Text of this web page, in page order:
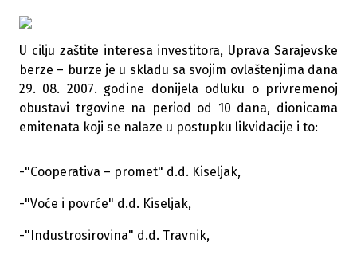
U cilju zaštite interesa investitora, Uprava Sarajevske
berze – burze je u skladu sa svojim ovlaštenjima dana
29. 08. 2007. godine donijela odluku o privremenoj
obustavi trgovine na period od 10 dana, dionicama
emitenata koji se nalaze u postupku likvidacije i to:
-"Cooperativa – promet" d.d. Kiseljak,
-"Voće i povrće" d.d. Kiseljak,
-"Industrosirovina" d.d. Travnik,